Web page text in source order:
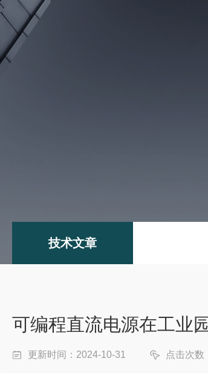
技术文章
可编程直流电源在工业
更新时间：2024-10-31 点击次数